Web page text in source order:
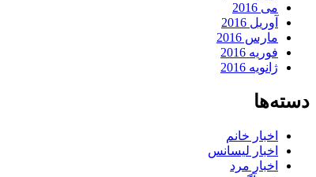
می 2016
آوریل 2016
مارس 2016
فوریه 2016
ژانویه 2016
دسته‌ها
اخبار خانم
اخبار لیسانس
اخبار مرد